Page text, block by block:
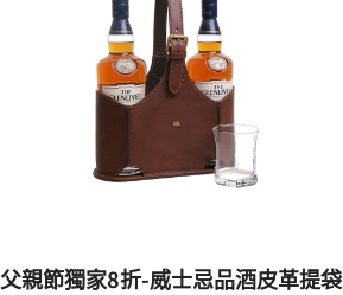
父親節獨家8折-威士忌品酒皮革提袋